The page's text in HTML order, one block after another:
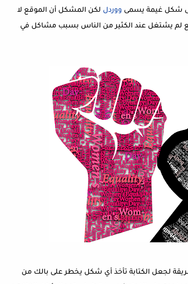
شكل غيمة يسمى ووردل لكن المشكل أن الموقع لا
لم يشتغل عند الكثير من الناس بسبب مشاكل في
لجعل الكتابة تأخذ أي شكل يخطر على بالك من